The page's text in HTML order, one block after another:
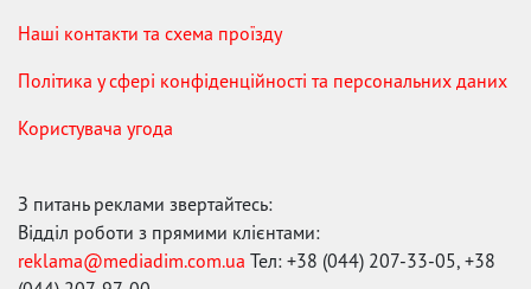
Наші контакти та схема проїзду
Політика у сфері конфіденційності та персональних даних
Користувача угода
З питань реклами звертайтесь:
Відділ роботи з прямими клієнтами:
reklama@mediadim.com.ua Тел: +38 (044) 207-33-05, +38